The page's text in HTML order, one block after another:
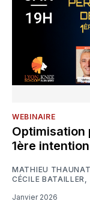
WEBINAIRE
Optimisation
1ère intention
MATHIEU THAUNAT
CÉCILE BATAILLER,
Janvier 2026